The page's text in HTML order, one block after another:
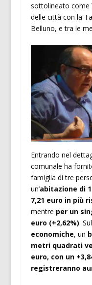
sottolineato come
delle città con la
Belluno, e tra le
Entrando nel
comunale ha
famiglia di tre
un’abitazione di
7,21 euro in più
mentre per un
euro (+2,62%).
economiche, un
metri quadrati
euro, con un
registreranno